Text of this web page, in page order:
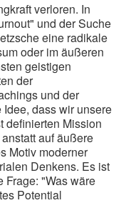
verloren. In
und der Suche
eine radikale
oder im äußeren
geistigen
der
und der
dass wir unsere
definierten Mission
auf äußere
Motiv moderner
Denkens. Es ist
Frage: "Was wäre
Potential